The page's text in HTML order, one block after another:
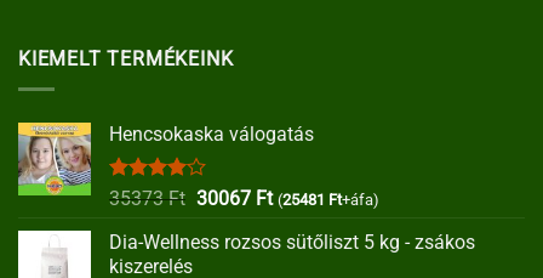
KIEMELT TERMÉKEINK
Hencsokaska válogatás
Értékelés:
35373Ft Original
was:
30067 FtCurrent
is:
(25481 Ft+áfa)
Dia-Wellness rozsos sütőliszt 5 kg - zsákos
kiszerelés